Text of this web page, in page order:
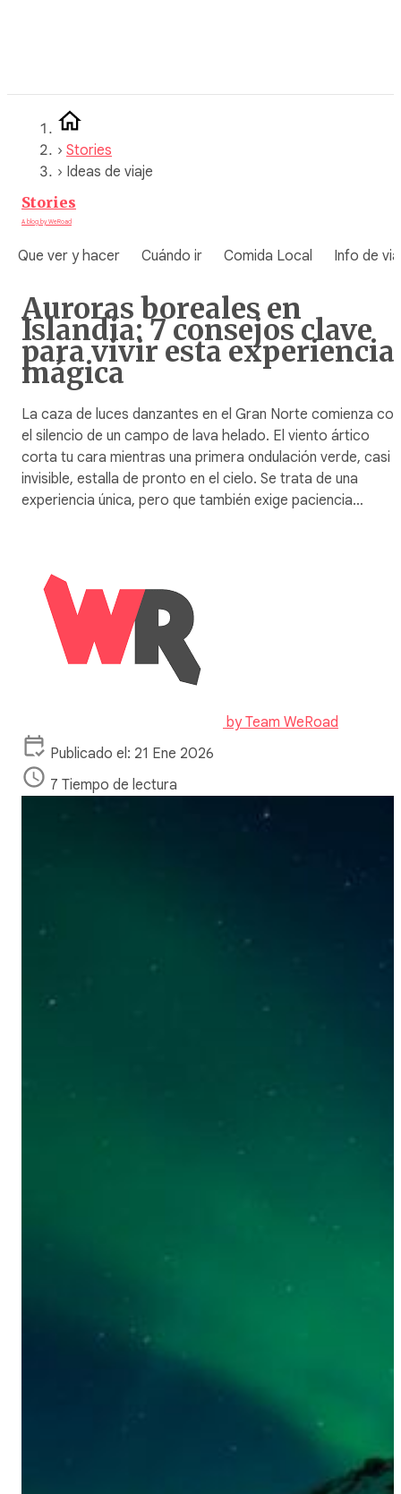
› Stories
› Ideas de viaje
Stories
A blog by WeRoad
Que ver y hacer Cuándo ir Comida Local Info de
Auroras boreales en
Islandia: 7 consejos clave
para vivir esta experiencia
mágica
La caza de luces danzantes en el Gran Norte comienza con
el silencio de un campo de lava helado. El viento ártico
corta tu cara mientras una primera ondulación verde, casi
invisible, estalla de pronto en el cielo. Se trata de una
experiencia única, pero que también exige paciencia…
byTeam WeRoad
Publicado el: 21 Ene 2026
7 Tiempo de lectura